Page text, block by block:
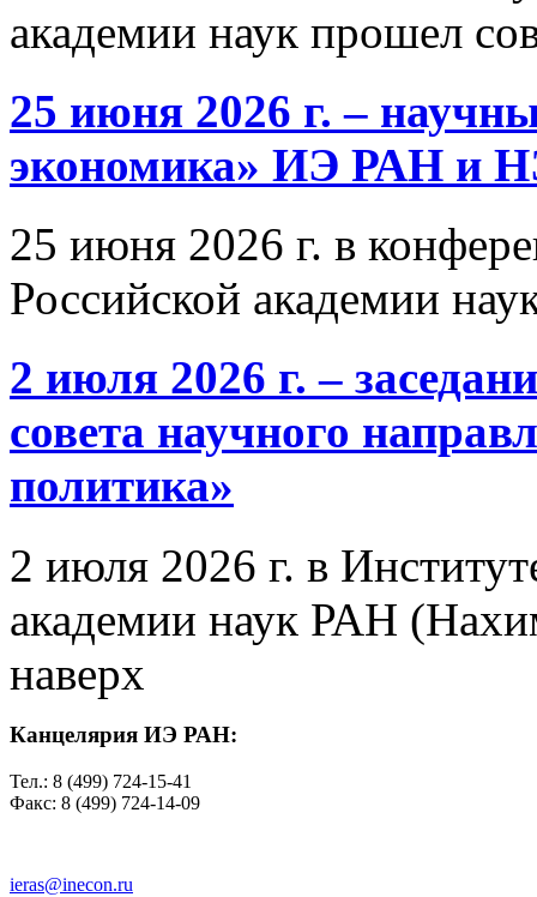
академии наук прошел
25 июня 2026 г. –
экономика» ИЭ РАН и
25 июня 2026 г. в
Российской академии
2 июля 2026 г. –
совета научного
политика»
2 июля 2026 г. в
академии наук РАН
наверх
Канцелярия ИЭ РАН:
Тел.: 8 (499) 724-15-41
Факс: 8 (499) 724-14-09
ieras@inecon.ru